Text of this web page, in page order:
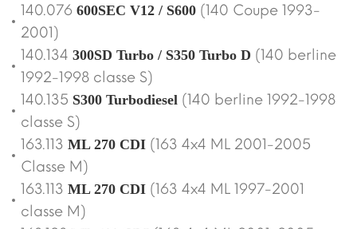
140.076 600SEC V12 / S600 (140 Coupe 1993-
2001)
140.134 300SD Turbo / S350 Turbo D (140 berline
1992-1998 classe S)
140.135 S300 Turbodiesel (140 berline 1992-1998
classe S)
163.113 ML 270 CDI (163 4x4 ML 2001-2005
Classe M)
163.113 ML 270 CDI (163 4x4 ML 1997-2001
classe M)